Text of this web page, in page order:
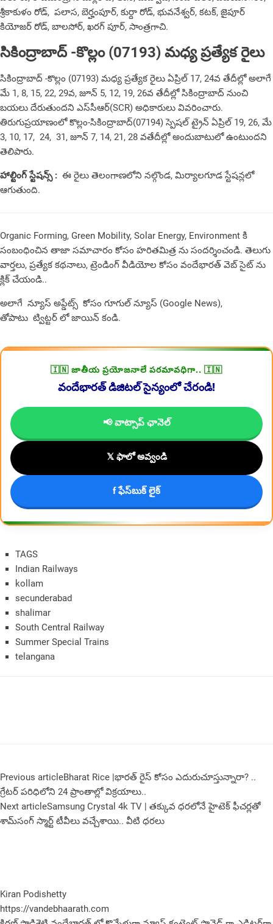
శ్రీకాకుళం రోడ్, పలాస, బెర్హంపూర్, కుర్దా రోడ్, భువనేశ్వర్, కటక్, జైపూర్
కియోజర్ రోడ్, బాలసోర్, ఖరగ్ పూర్, సాంత్రగాచి.
సికింద్రాబాద్‌ -కొల్లం (07193) మధ్య ప్రత్యేక రైలు
సికింద్రాబాద్‌ -కొల్లం (07193) మధ్య ప్రత్యేక రైలు ఏప్రిల్‌ 17, 24వ తేదీల్లో అలాగే
మే 1, 8, 15, 22, 29వ, జూన్‌ 5, 12, 19, 26వ తేదీల్లో సికింద్రాబాద్‌ నుంచి
బయలు దేరుతుందని ఎస్‌సీఆర్‌(SCR) అధికారులు వివరించారు.
తిరుగుప్రయాణంలో కొల్లం-సికింద్రాబాద్‌(07194) స్పెషల్ ట్రైన్ ఏప్రిల్‌ 19, 26, మే
3, 10, 17, 24, 31, జూన్‌ 7, 14, 21, 28 వతేదీల్లో అందుబాటులో ఉంటుందని
తెలిపారు.
హాల్టింగ్ స్టేషన్స్ : ఈ రైలు తెలంగాణలోని నల్గొండ, మిర్యాలగూడ స్టేషన్లలో
ఆగుతుంది.
Organic Forming, Green Mobility, Solar Energy, Environment కి
సంబంధించిన తాజా సమాచారం కోసం హరితమిత్ర ను సందర్శించండి. తెలుగు
వార్తలు, ప్రత్యేక కథనాలు, ట్రెండింగ్ వీడియోల కోసం వందేభారత్ వెబ్ సైట్ ను
క్లిక్ చేయండి..
అలాగే న్యూస్ అప్డేట్స్ కోసం గూగుల్ న్యూస్ (Google News),
తోపాటు ట్విట్టర్ లో జాయిన్ కండి.
🇮🇳 జాతీయ ప్రయోజనాలే పరమావధిగా.. 🇮🇳
వందేభారత్ డిజిటల్ సైన్యంలో చేరండి!
📢 వాట్సాప్ ఛానెల్
𝕏 ఫాలో అవ్వండి
f ఫేస్‌బుక్ లైక్
TAGS
Indian Railways
kollam
secunderabad
shalimar
South Central Railway
Summer Special Trains
telangana
Previous articleBharat Rice |భార‌త్ రైస్ కోసం ఎదురుచూస్తున్నారా? ..
గ్రేట‌ర్ ప‌రిధిలోని 24 ప్రాంతాల్లో విక్ర‌యాలు..
Next articleSamsung Crystal 4k TV | తక్కువ ధరలోనే హైటెక్ ఫీచర్లతో
శామ్‌సంగ్ స్మార్ట్ టీవీలు వచ్చేశాయి.. వీటి ధరలు
Kiran Podishetty
https://vandebhaarath.com